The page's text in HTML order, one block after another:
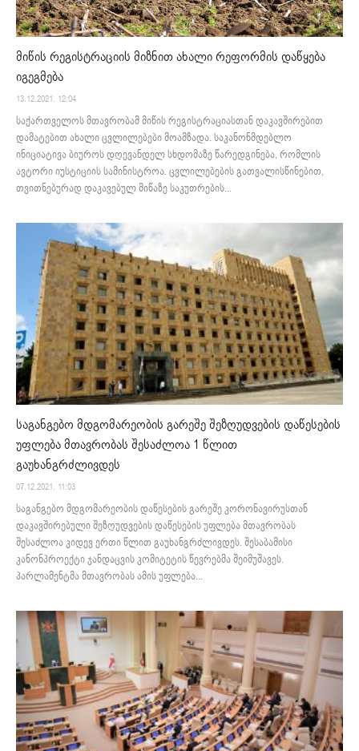
მიწის რეგისტრაციის მიზნით ახალი რეფორმის დაწყება
იგეგმება
13.12.2021. 12:04
საქართველოს მთავრობამ მიწის რეგისტრაციასთან დაკავშირებით
დამატებით ახალი ცვლილებები მოამზადა. საკანონმდებლო
ინიციატივა ბიუროს დღევანდელ სხდომაზე წარედგინება, რომლის
ავტორი იუსტიციის სამინისტროა. ცვლილებების გათვალისწინებით,
თვითნებურად დაკავებულ მიწაზე საკუთრების...
საგანგებო მდგომარეობის გარეშე შეზღუდვების დაწესების
უფლება მთავრობას შესაძლოა 1 წლით
გაუხანგრძლივდეს
07.12.2021. 11:03
საგანგებო მდგომარეობის დაწესების გარეშე კორონავირუსთან
დაკავშირებული შეზღუდვების დაწესების უფლება მთავრობას
შესაძლოა კიდევ ერთი წლით გაუხანგრძლივდეს. შესაბამისი
კანონპროექტი ჯანდაცვის კომიტეტის წევრებმა შეიმუშავეს.
პარლამენტმა მთავრობას ამის უფლება...